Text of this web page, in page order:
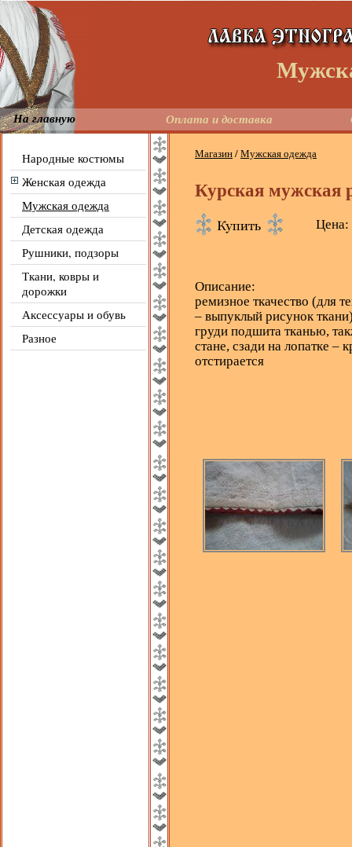
На главную Оплата и доставка
Народные костюмы
Женская одежда
Мужская одежда
Детская одежда
Рушники, подзоры
Ткани, ковры и
дорожки
Аксессуары и обувь
Разное
Магазин/Мужская одежда
Курская мужская
Цена:
Описание:
ремизное ткачество (для
– выпуклый рисунок
груди подшита тканью,
стане, сзади на лопатке –
отстирается